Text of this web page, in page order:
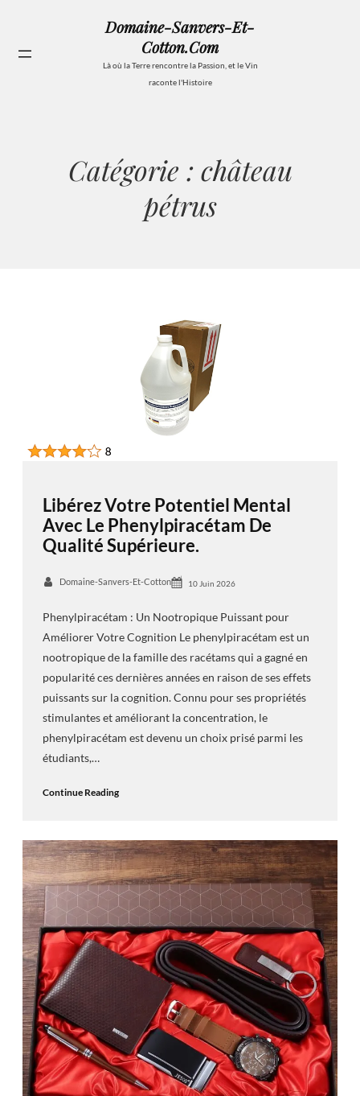
contenu
Domaine-Sanvers-Et-
Cotton.com
Là où la Terre rencontre la Passion, et le Vin
raconte l'Histoire
Catégorie : château
pétrus
Libérez Votre Potentiel Mental
Avec Le Phenylpiracétam De
Qualité Supérieure.
Domaine-Sanvers-Et-Cotton 10 Juin 2026
Phenylpiracétam : Un Nootropique Puissant pour
Améliorer Votre Cognition Le phenylpiracétam est un
nootropique de la famille des racétams qui a gagné en
popularité ces dernières années en raison de ses effets
puissants sur la cognition. Connu pour ses propriétés
stimulantes et améliorant la concentration, le
phenylpiracétam est devenu un choix prisé parmi les
étudiants,…
Continue Reading